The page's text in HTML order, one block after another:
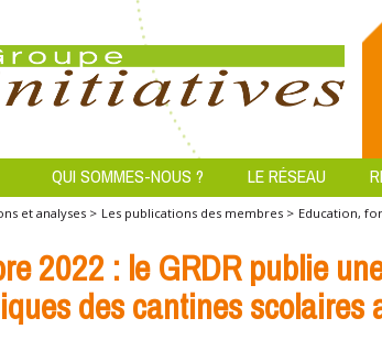
QUI SOMMES-NOUS ? LE RÉSEAU
et analyses > Les publications des membres > Education,
2022 : le GRDR publie
des cantines scolaires